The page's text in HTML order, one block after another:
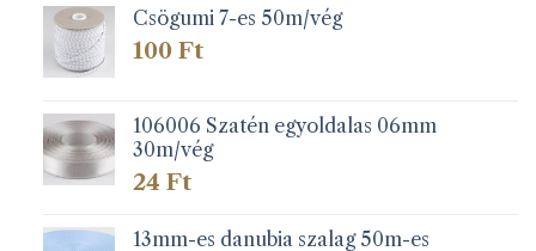
279 Ft
Csögumi 7-es 50m/vég
100 Ft
106006 Szatén egyoldalas 06mm
30m/vég
24 Ft
13mm-es danubia szalag 50m-es